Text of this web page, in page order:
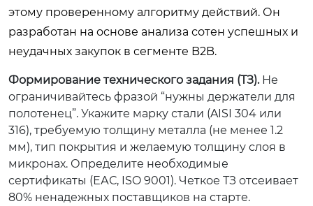
этому проверенному алгоритму действий. Он
разработан на основе анализа сотен успешных и
неудачных закупок в сегменте B2B.
Формирование технического задания (ТЗ).Не
ограничивайтесь фразой “нужны держатели для
полотенец”. Укажите марку стали (AISI 304 или
316), требуемую толщину металла (не менее 1.2
мм), тип покрытия и желаемую толщину слоя в
микронах. Определите необходимые
сертификаты (ЕАС, ISO 9001). Четкое ТЗ отсеивает
80% ненадежных поставщиков на старте.